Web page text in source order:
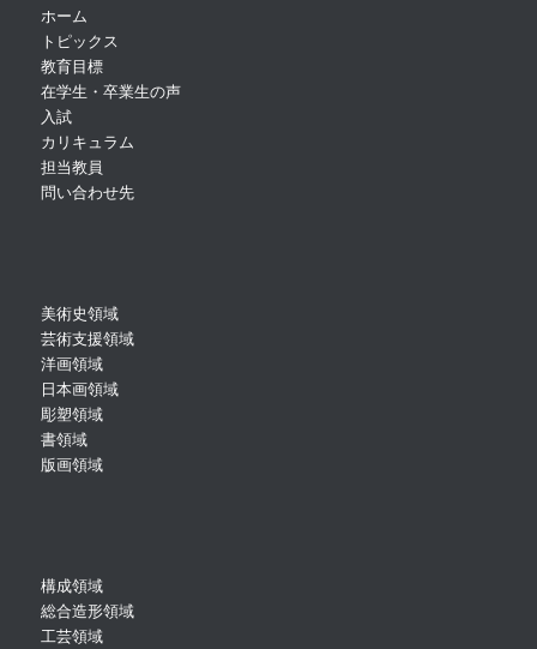
ホーム
トピックス
教育目標
在学生・卒業生の声
入試
カリキュラム
担当教員
問い合わせ先
美術史領域
芸術支援領域
洋画領域
日本画領域
彫塑領域
書領域
版画領域
構成領域
総合造形領域
工芸領域